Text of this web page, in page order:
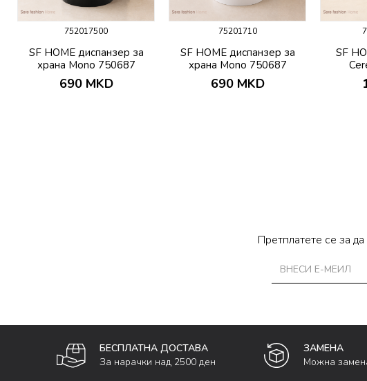
752017500
SF HOME диспанзер за
храна Mono 750687
690 MKD
75201710
SF HOME диспанзер за
храна Mono 750687
690 MKD
SF
Претплатете се за
БЕСПЛАТНА ДОСТАВА
За нарачки над 2500 ден
ЗАМЕНА
Можна